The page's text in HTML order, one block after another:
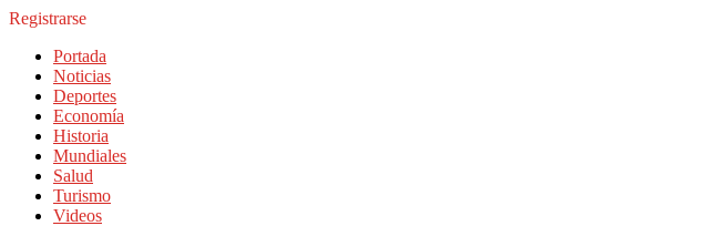
Registrarse
Portada
Noticias
Deportes
Economía
Historia
Mundiales
Salud
Turismo
Videos